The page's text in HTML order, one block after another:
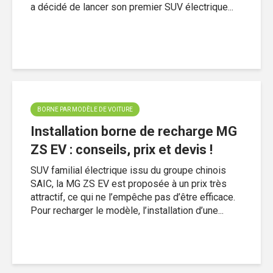
a décidé de lancer son premier SUV électrique...
BORNE PAR MODÈLE DE VOITURE
Installation borne de recharge MG
ZS EV : conseils, prix et devis !
SUV familial électrique issu du groupe chinois
SAIC, la MG ZS EV est proposée à un prix très
attractif, ce qui ne l’empêche pas d’être efficace.
Pour recharger le modèle, l’installation d’une...